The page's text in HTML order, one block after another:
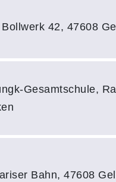
42, 47608
Gesamtschule,
Bahn, 47608